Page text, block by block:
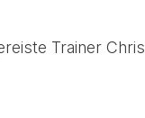
Trainer